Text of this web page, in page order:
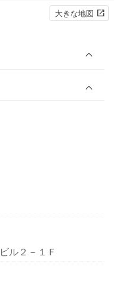
大きな地図
ル２－１Ｆ